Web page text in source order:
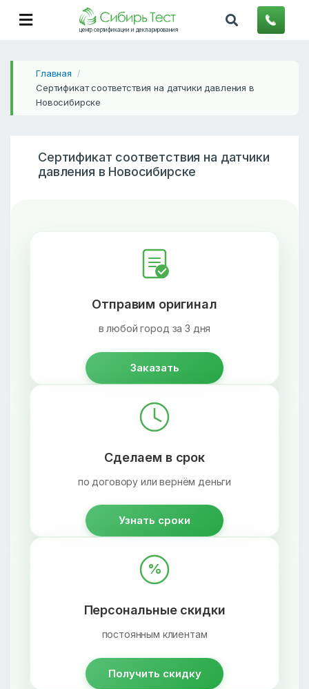
центр сертификации и декларирования
Главная /
Сертификат соответствия на датчики давления в
Новосибирске
Сертификат соответствия на датчики
давления в Новосибирске
Отправим оригинал
в любой город за 3 дня
Заказать
Сделаем в срок
по договору или вернём деньги
Узнать сроки
%
Персональные скидки
постоянным клиентам
Получить скидку